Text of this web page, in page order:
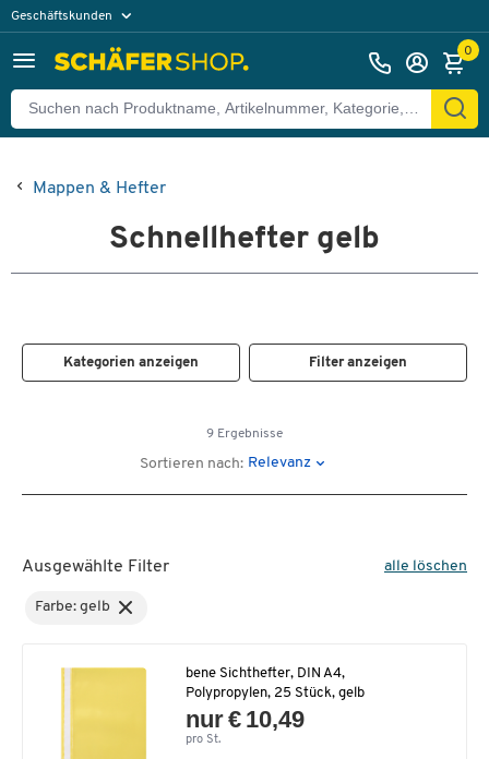
Geschäftskunden
0
Mappen & Hefter
Schnellhefter gelb
Kategorien anzeigen Filter anzeigen
9 Ergebnisse
Sortieren nach: Relevanz
Ausgewählte Filter alle löschen
Farbe: gelb
bene Sichthefter, DIN A4,
Polypropylen, 25 Stück, gelb
nur € 10,49
pro St.